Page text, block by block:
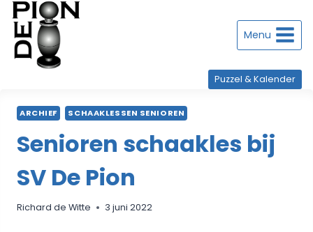
Doorgaan
naar
inhoud Menu
Puzzel & Kalender
ARCHIEF SCHAAKLESSEN SENIOREN
Senioren schaakles bij
SV De Pion
Richard de Witte 3 juni 2022